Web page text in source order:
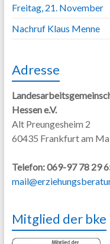
Freitag, 21. November
Nachruf Klaus Menne
Adresse
Hessen e.V.
Alt Preungesheim 2
60435 Frankfurt am
Telefon: 069-97 78 29
Mitglied der bke